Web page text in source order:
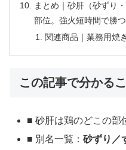
まとめ｜砂肝（砂ずり
部位。強火短時間で勝つ
関連商品｜業務用焼
この記事で分かる
■ 砂肝は鶏のどこの部
■ 別名一覧：砂ずり／